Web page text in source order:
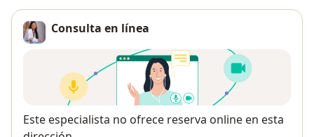
Consulta en línea
Disponibilidad
Este especialista no ofrece reserva online en esta